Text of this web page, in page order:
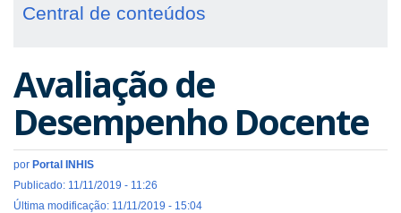
Central de conteúdos
Avaliação de
Desempenho Docente
por Portal INHIS
Publicado: 11/11/2019 - 11:26
Última modificação: 11/11/2019 - 15:04